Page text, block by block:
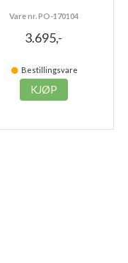
Vare nr. PO-170104
3.695,-
Bestillingsvare
KJØP